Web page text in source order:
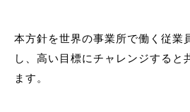
本方針を世界の事業所で働く従業
し、高い目標にチャレンジすると
ます。